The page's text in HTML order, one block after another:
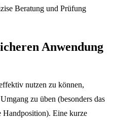
Beratung und Prüfung
Anwendung
nutzen zu können,
zu üben (besonders das
Handposition). Eine kurze